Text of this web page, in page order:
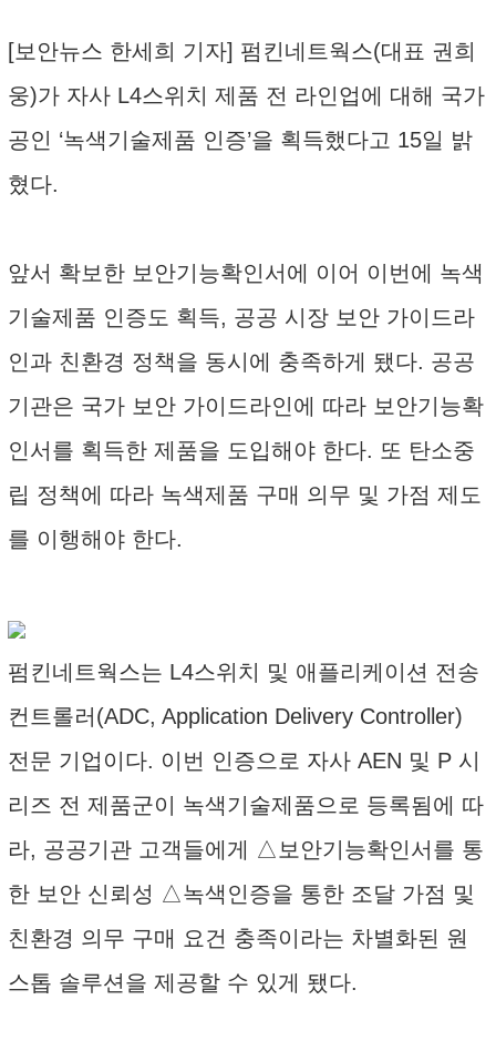
[보안뉴스 한세희 기자] 펌킨네트웍스(대표 권희
웅)가 자사 L4스위치 제품 전 라인업에 대해 국가
공인 ‘녹색기술제품 인증’을 획득했다고 15일 밝
혔다.
앞서 확보한 보안기능확인서에 이어 이번에 녹색
기술제품 인증도 획득, 공공 시장 보안 가이드라
인과 친환경 정책을 동시에 충족하게 됐다. 공공
기관은 국가 보안 가이드라인에 따라 보안기능확
인서를 획득한 제품을 도입해야 한다. 또 탄소중
립 정책에 따라 녹색제품 구매 의무 및 가점 제도
를 이행해야 한다.
펌킨네트웍스는 L4스위치 및 애플리케이션 전송
컨트롤러(ADC, Application Delivery Controller)
전문 기업이다. 이번 인증으로 자사 AEN 및 P 시
리즈 전 제품군이 녹색기술제품으로 등록됨에 따
라, 공공기관 고객들에게 △보안기능확인서를 통
한 보안 신뢰성 △녹색인증을 통한 조달 가점 및
친환경 의무 구매 요건 충족이라는 차별화된 원
스톱 솔루션을 제공할 수 있게 됐다.